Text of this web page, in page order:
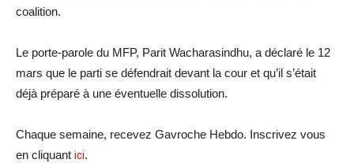
coalition.
Le porte-parole du MFP, Parit Wacharasindhu, a déclaré le 12
mars que le parti se défendrait devant la cour et qu’il s’était
déjà préparé à une éventuelle dissolution.
Chaque semaine, recevez Gavroche Hebdo. Inscrivez vous
en cliquant ici.